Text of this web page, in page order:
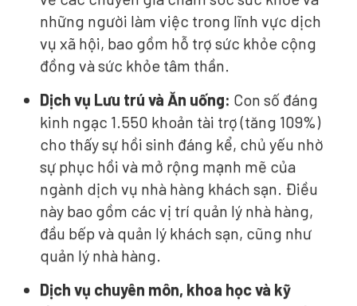
những người làm việc trong lĩnh vực dịch
vụ xã hội, bao gồm hỗ trợ sức khỏe cộng
đồng và sức khỏe tâm thần.
Dịch vụ Lưu trú và Ăn uống: Con số đáng
kinh ngạc 1.550 khoản tài trợ (tăng 109%)
cho thấy sự hồi sinh đáng kể, chủ yếu nhờ
sự phục hồi và mở rộng mạnh mẽ của
ngành dịch vụ nhà hàng khách sạn. Điều
này bao gồm các vị trí quản lý nhà hàng,
đầu bếp và quản lý khách sạn, cũng như
quản lý nhà hàng.
Dịch vụ chuyên môn, khoa học và kỹ